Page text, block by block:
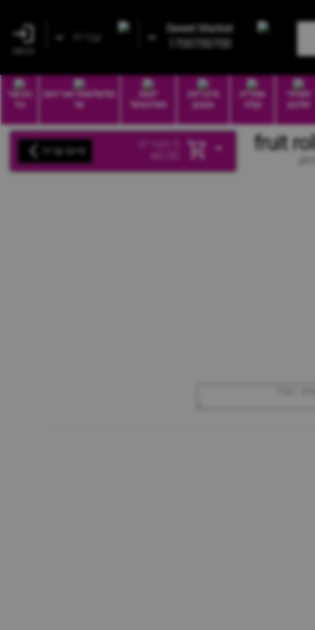
עברית
Sweet Market
1700700700
חטיפי
חלבון
שתייה
קלה
סיגריות
וטבק
יינות
ואלכוהול
סלסלאות ואריזות
שי
הכשר
בד
מוצרים
₪ סיום קנייה